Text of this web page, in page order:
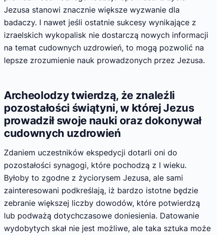
Jezusa stanowi znacznie większe wyzwanie dla
badaczy. I nawet jeśli ostatnie sukcesy wynikające z
izraelskich wykopalisk nie dostarczą nowych informacji
na temat cudownych uzdrowień, to mogą pozwolić na
lepsze zrozumienie nauk prowadzonych przez Jezusa.
Archeolodzy twierdzą, że znaleźli
pozostałości świątyni, w której Jezus
prowadził swoje nauki oraz dokonywał
cudownych uzdrowień
Zdaniem uczestników ekspedycji dotarli oni do
pozostałości synagogi, które pochodzą z I wieku.
Byłoby to zgodne z życiorysem Jezusa, ale sami
zainteresowani podkreślają, iż bardzo istotne będzie
zebranie większej liczby dowodów, które potwierdzą
lub podważą dotychczasowe doniesienia. Datowanie
wydobytych skał nie jest możliwe, ale taka sztuka może